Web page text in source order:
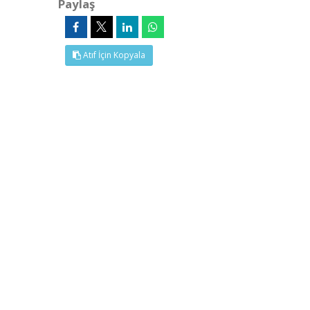
Paylaş
Atıf İçin Kopyala